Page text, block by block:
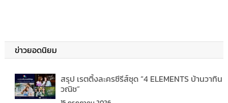
ข่าวยอดนิยม
สรุป เรตติ้งละครซีรีส์ชุด “4 ELEMENTS บ้านวาทิน
วณิช”